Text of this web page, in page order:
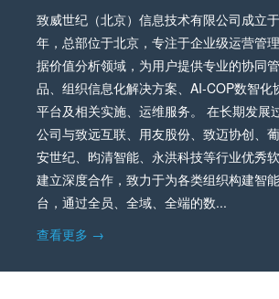
致威世纪（北京）信息技术有限公司成立
年，总部位于北京，专注于企业级运营管
据价值分析领域，为用户提供专业的协同
品、组织信息化解决方案、AI‑COP数智化
平台及相关实施、运维服务。 在长期发展
公司与致远互联、用友股份、致迈协创、
安世纪、昀清智能、永洪科技等行业优秀
建立深度合作，致力于为各类组织构建智
台，通过全员、全域、全端的数...
查看更多 →